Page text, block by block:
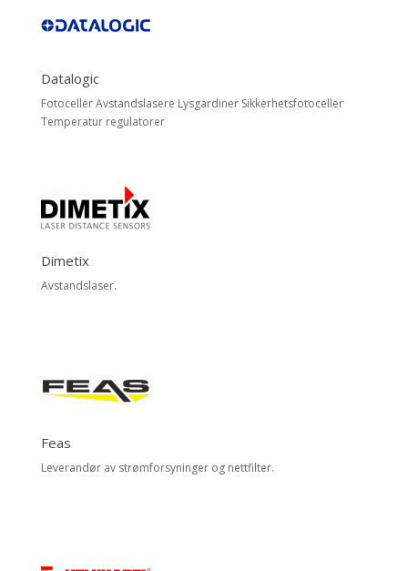
Datalogic
Fotoceller Avstandslasere Lysgardiner Sikkerhetsfotoceller
Temperatur regulatorer
Dimetix
Avstandslaser.
Feas
Leverandør av strømforsyninger og nettfilter.